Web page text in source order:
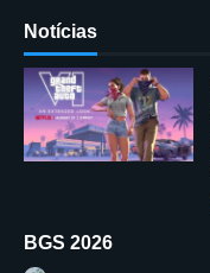
Notícias
BGS 2026